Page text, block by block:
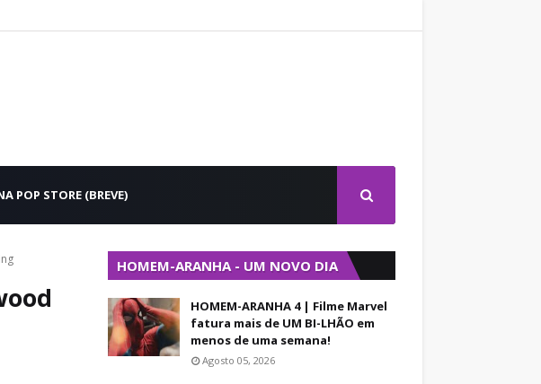
POP STORE (BREVE)
HOMEM-ARANHA - UM NOVO DIA
HOMEM-ARANHA 4 | Filme Marvel
fatura mais de UM BI-LHÃO em
menos de uma semana!
Agosto 05, 2026